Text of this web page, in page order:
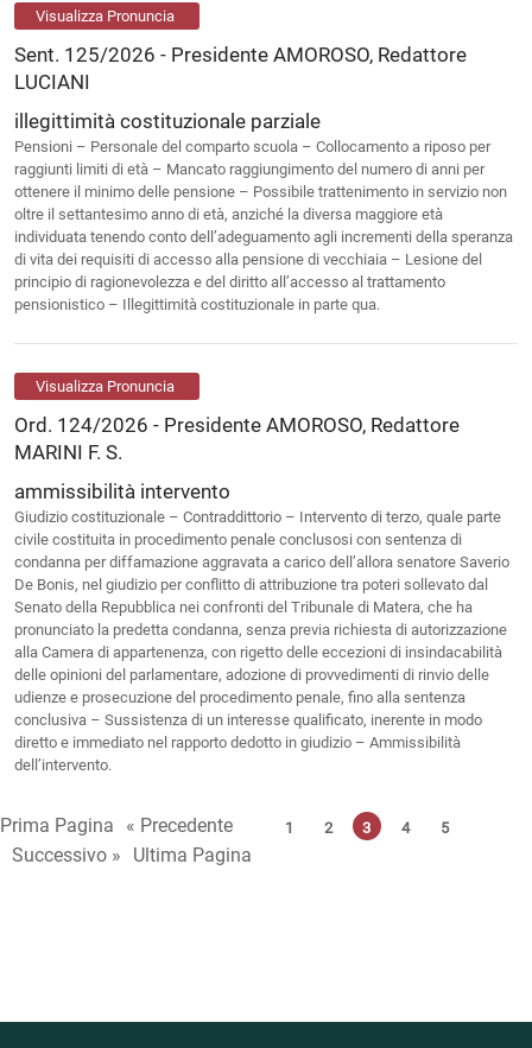
Visualizza Pronuncia
Sent. 125/2026 - Presidente AMOROSO, Redattore
LUCIANI
illegittimità costituzionale parziale
Pensioni – Personale del comparto scuola – Collocamento a riposo per
raggiunti limiti di età – Mancato raggiungimento del numero di anni per
ottenere il minimo delle pensione – Possibile trattenimento in servizio non
oltre il settantesimo anno di età, anziché la diversa maggiore età
individuata tenendo conto dell’adeguamento agli incrementi della speranza
di vita dei requisiti di accesso alla pensione di vecchiaia – Lesione del
principio di ragionevolezza e del diritto all’accesso al trattamento
pensionistico – Illegittimità costituzionale in parte qua.
Visualizza Pronuncia
Ord. 124/2026 - Presidente AMOROSO, Redattore
MARINI F. S.
ammissibilità intervento
Giudizio costituzionale – Contraddittorio – Intervento di terzo, quale parte
civile costituita in procedimento penale conclusosi con sentenza di
condanna per diffamazione aggravata a carico dell’allora senatore Saverio
De Bonis, nel giudizio per conflitto di attribuzione tra poteri sollevato dal
Senato della Repubblica nei confronti del Tribunale di Matera, che ha
pronunciato la predetta condanna, senza previa richiesta di autorizzazione
alla Camera di appartenenza, con rigetto delle eccezioni di insindacabilità
delle opinioni del parlamentare, adozione di provvedimenti di rinvio delle
udienze e prosecuzione del procedimento penale, fino alla sentenza
conclusiva – Sussistenza di un interesse qualificato, inerente in modo
diretto e immediato nel rapporto dedotto in giudizio – Ammissibilità
dell’intervento.
Prima Pagina « Precedente 1 2 3 4 5
Successivo » Ultima Pagina